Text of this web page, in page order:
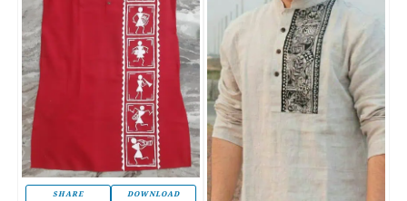
SHARE DOWNLOAD